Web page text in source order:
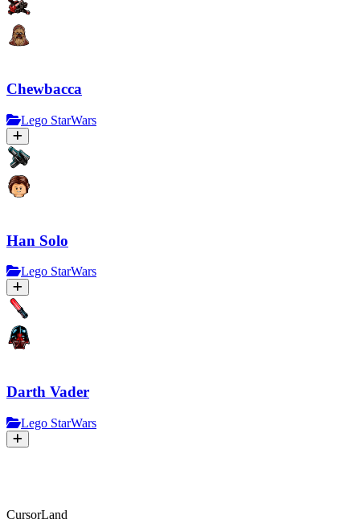
Chewbacca
Lego StarWars
Han Solo
Lego StarWars
Darth Vader
Lego StarWars
CursorLand